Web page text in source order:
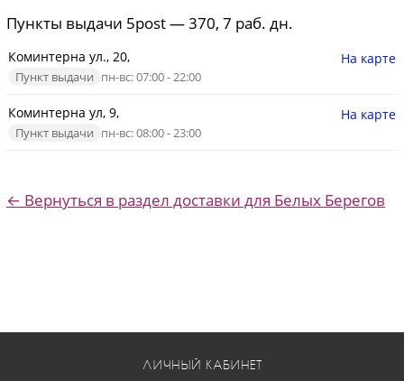
Пункты выдачи 5post — 370, 7 раб. дн.
Коминтерна ул., 20,
Пункт выдачи пн-вс: 07:00 - 22:00
На карте
Коминтерна ул, 9,
Пункт выдачи пн-вс: 08:00 - 23:00
На карте
← Вернуться в раздел доставки для Белых Берегов
ЛИЧНЫЙ КАБИНЕТ